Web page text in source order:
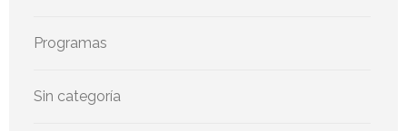
Programas
Sin categoría